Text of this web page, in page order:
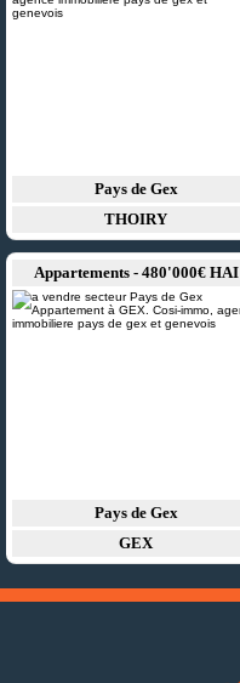
Pays de Gex
THOIRY
Appartements - 480'000€ HAI
Pays de Gex
GEX